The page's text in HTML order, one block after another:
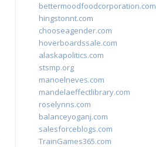
bettermoodfoodcorporation.com
hingstonnt.com
chooseagender.com
hoverboardssale.com
alaskapolitics.com
stsmp.org
manoelneves.com
mandelaeffectlibrary.com
roselynns.com
balanceyoganj.com
salesforceblogs.com
TrainGames365.com